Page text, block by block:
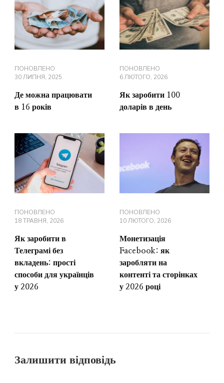
ПОНОВЛЕНО
30 ЛИПНЯ, 2025
Де можна працювати
в 16 років
ПОНОВЛЕНО
6 ЛЮТОГО, 2026
Як заробити 100
доларів в день
ПОНОВЛЕНО
18 ТРАВНЯ, 2026
Як заробити в
Телеграмі без
вкладень: прості
способи для українців
у 2026
ПОНОВЛЕНО
10 ЛЮТОГО, 2026
Монетизація
Facebook: як
заробляти на
контенті та сторінках
у 2026 році
Залишити відповідь